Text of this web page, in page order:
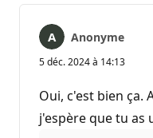
Anonyme
5 déc. 2024 à 14:13
Oui, c'est bien ça.
j'espère que tu as